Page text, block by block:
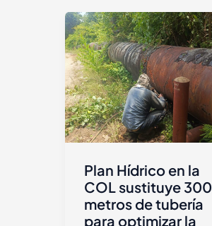
Plan Hídrico en la
COL sustituye 300
metros de tubería
para optimizar la